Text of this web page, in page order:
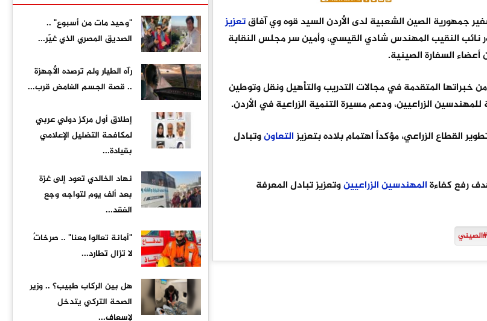
جمهورية الصين الشعبية لدى الأردن السيد قوه وي آفاقتعزيز
نائب النقيب المهندس شادي القيسي، وأمين سر مجلس النقابة
أعضاء السفارة الصينية.
خبراتها المتقدمة في مجالات التدريب والتأهيل ونقل وتوطين
الزراعيين، ودعم مسيرة التنمية الزراعية في الأردن.
القطاع الزراعي، مؤكداً اهتمام بلاده بتعزيزالتعاونوتبادل
رفع كفاءةالمهندسينالزراعيينوتعزيز تبادل المعرفة
#الصيني
"وحيد مات من أسبوع" ..
الصديق المصري الذي غيّر...
رآه الطيار ولم ترصده الأجهزة
.. قصة الجسم الغامض قرب...
إطلاق أول مركز دولي عربي
لمكافحة التضليل الإعلامي
بقيادة...
نهاد الخالدي تعود إلى غزة
بعد ألف يوم لتواجه وجع
الفقد...
"أمانة تعالوا معنا" .. صرخاتٌ
لا تزال تطارد...
هل بين الركاب طبيب؟ .. وزير
الصحة التركي يتدخل
لإسعاف...